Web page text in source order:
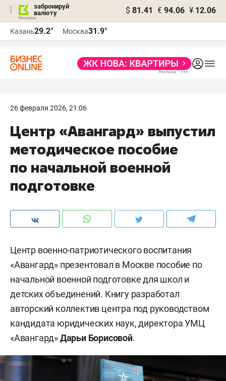
забронируй
валюту
$ 81.41 € 94.06 ¥ 12.06
Казань29.2° Москва31.9°
26 февраля 2026, 21:06
Центр «Авангард» выпустил
методическое пособие
по начальной военной
подготовке
Центр военно-патриотического воспитания
«Авангард» презентовал в Москве пособие по
начальной военной подготовке для школ и
детских объединений. Книгу разработал
авторский коллектив центра под руководством
кандидата юридических наук, директора УМЦ
«Авангард»Дарьи Борисовой.